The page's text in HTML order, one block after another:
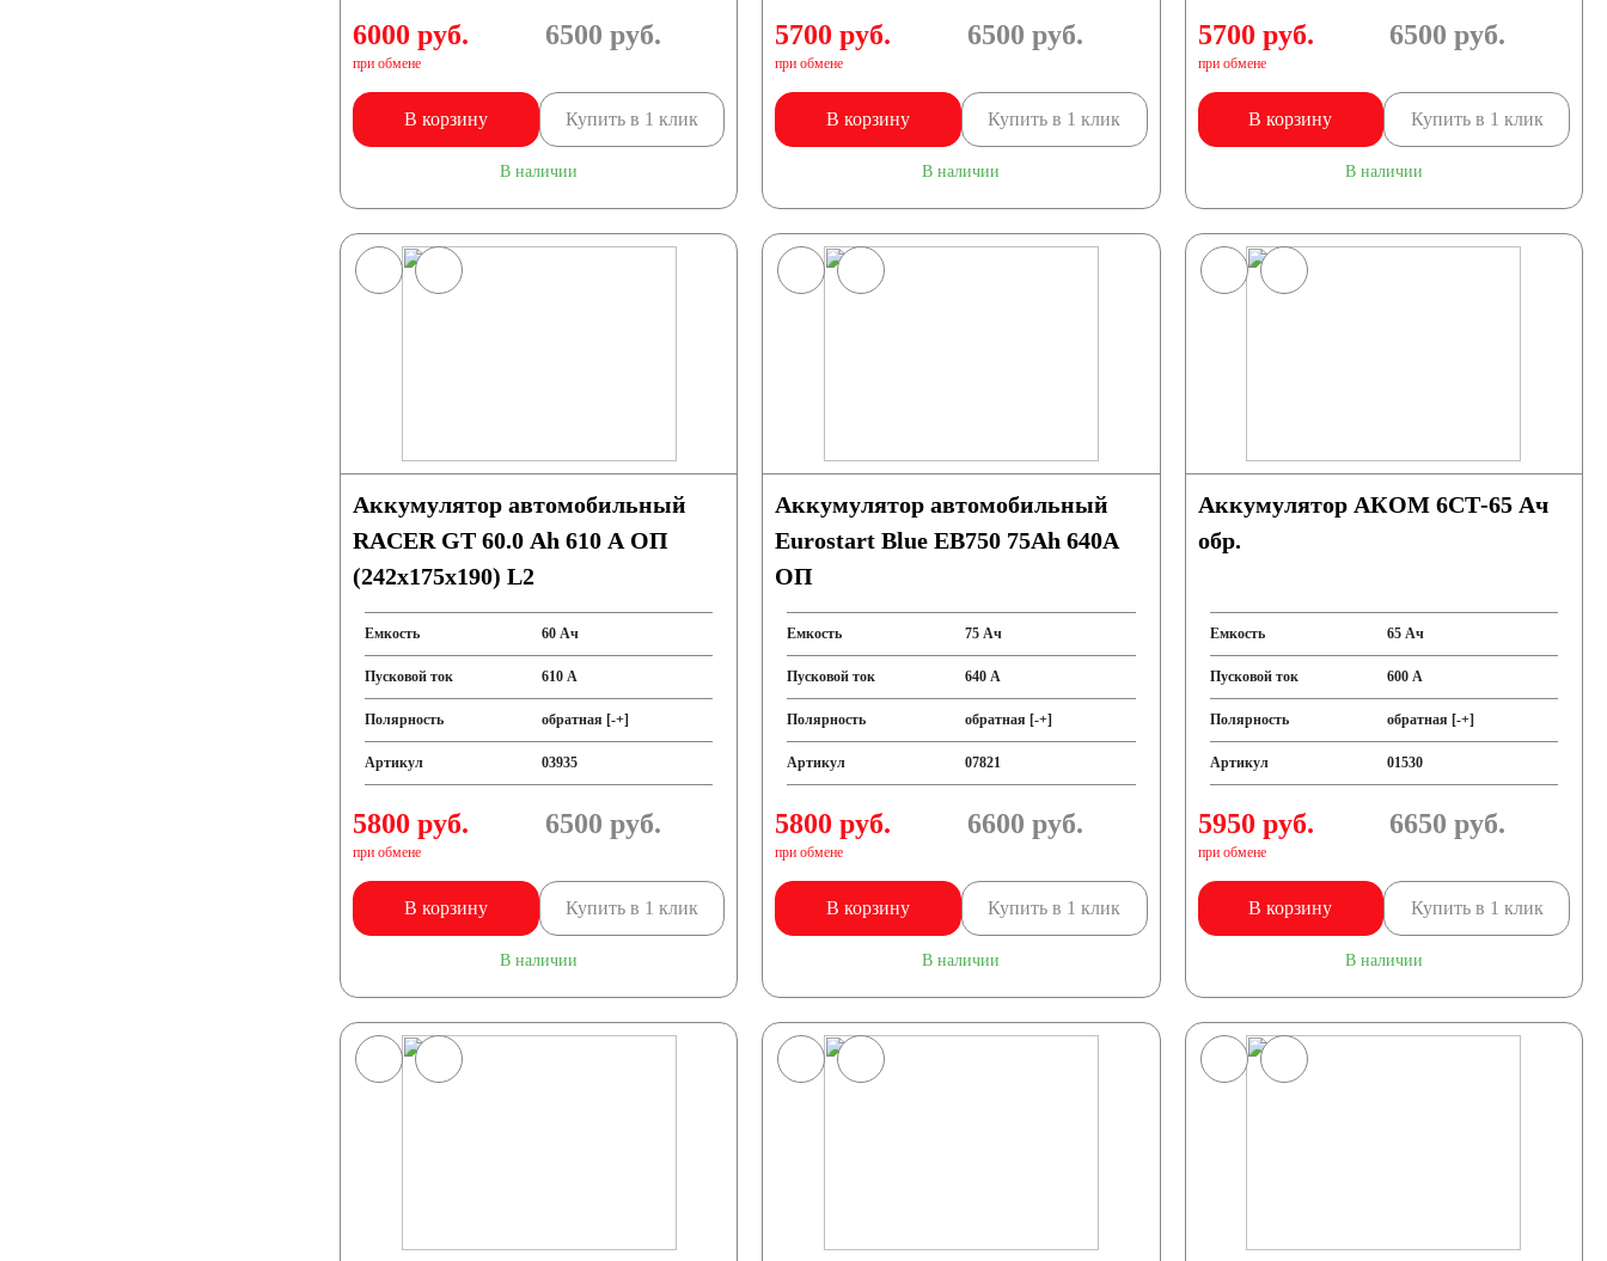
6000 руб.
при обмене
6500 руб.
В корзину Купить в 1 клик
В наличии
5700 руб.
при обмене
6500 руб.
В корзину Купить в 1 клик
В наличии
5700 руб.
при обмене
6500 руб.
В корзину Купить в 1 клик
В наличии
Аккумулятор автомобильный
RACER GT 60.0 Ah 610 A ОП
(242x175x190) L2
Емкость 60 Ач
Пусковой ток 610 А
Полярность обратная [-+]
Артикул 03935
5800 руб.
при обмене
6500 руб.
В корзину Купить в 1 клик
В наличии
Аккумулятор автомобильный
Eurostart Blue EB750 75Ah 640A
ОП
Емкость 75 Ач
Пусковой ток 640 А
Полярность обратная [-+]
Артикул 07821
5800 руб.
при обмене
6600 руб.
В корзину Купить в 1 клик
В наличии
Аккумулятор АКОМ 6СТ-65 Ач
обр.
Емкость 65 Ач
Пусковой ток 600 А
Полярность обратная [-+]
Артикул 01530
5950 руб.
при обмене
6650 руб.
В корзину Купить в 1 клик
В наличии